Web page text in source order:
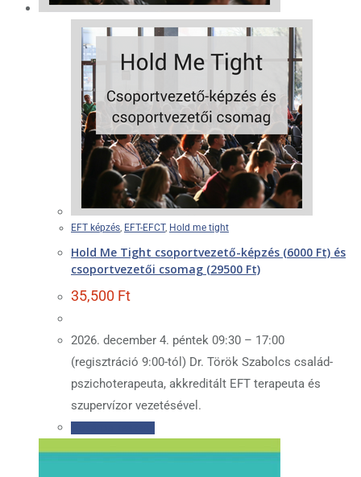
EFT képzés, EFT-EFCT, Hold me tight
Hold Me Tight csoportvezető-képzés (6000 Ft) és
csoportvezetői csomag (29500 Ft)
35,500 Ft
2026. december 4. péntek 09:30 – 17:00
(regisztráció 9:00-tól) Dr. Török Szabolcs család-
pszichoterapeuta, akkreditált EFT terapeuta és
szupervízor vezetésével.